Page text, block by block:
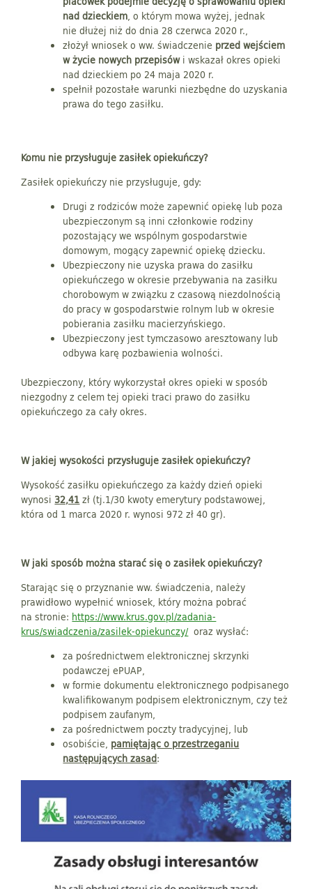
nad dzieckiem, o którym mowa wyżej, jednak
nie dłużej niż do dnia 28 czerwca 2020 r.,
złożył wniosek o ww. świadczenie przed wejściem
w życie nowych przepisówi wskazał okres opieki
nad dzieckiem po 24 maja 2020 r.
spełnił pozostałe warunki niezbędne do uzyskania
prawa do tego zasiłku.
Komu nie przysługuje zasiłek opiekuńczy?
Zasiłek opiekuńczy nie przysługuje, gdy:
Drugi z rodziców może zapewnić opiekę lub poza
ubezpieczonym są inni członkowie rodziny
pozostający we wspólnym gospodarstwie
domowym, mogący zapewnić opiekę dziecku.
Ubezpieczony nie uzyska prawa do zasiłku
opiekuńczego w okresie przebywania na zasiłku
chorobowym w związku z czasową niezdolnością
do pracy w gospodarstwie rolnym lub w okresie
pobierania zasiłku macierzyńskiego.
Ubezpieczony jest tymczasowo aresztowany lub
odbywa karę pozbawienia wolności.
Ubezpieczony, który wykorzystał okres opieki w sposób
niezgodny z celem tej opieki traci prawo do zasiłku
opiekuńczego za cały okres.
W jakiej wysokości przysługuje zasiłek opiekuńczy?
Wysokość zasiłku opiekuńczego za każdy dzień opieki
wynosi 32,41zł (tj.1/30 kwoty emerytury podstawowej,
która od 1 marca 2020 r. wynosi 972 zł 40 gr).
W jaki sposób można starać się o zasiłek opiekuńczy?
Starając się o przyznanie ww. świadczenia, należy
prawidłowo wypełnić wniosek, który można pobrać
na stronie: https://www.krus.gov.pl/zadania-
krus/swiadczenia/zasilek-opiekunczy/oraz wysłać:
za pośrednictwem elektronicznej skrzynki
podawczej ePUAP,
w formie dokumentu elektronicznego podpisanego
kwalifikowanym podpisem elektronicznym, czy też
podpisem zaufanym,
za pośrednictwem poczty tradycyjnej, lub
osobiście, pamiętając o przestrzeganiu
następujących zasad: